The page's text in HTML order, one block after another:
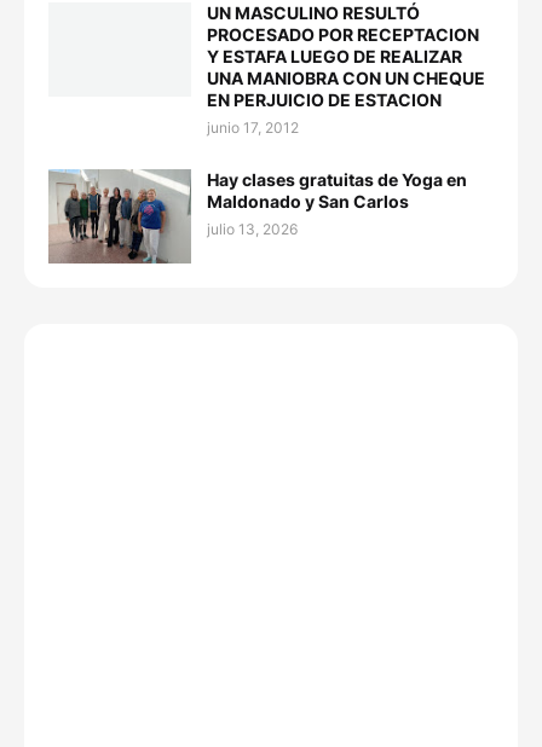
UN MASCULINO RESULTÓ
PROCESADO POR RECEPTACION
Y ESTAFA LUEGO DE REALIZAR
UNA MANIOBRA CON UN CHEQUE
EN PERJUICIO DE ESTACION
junio 17, 2012
Hay clases gratuitas de Yoga en
Maldonado y San Carlos
julio 13, 2026